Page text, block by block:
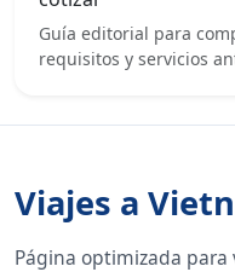
Guía editorial para
requisitos y servicios
Viajes a
Página optimizada para